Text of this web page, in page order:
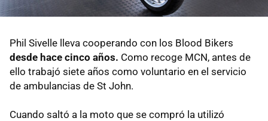
Phil Sivelle lleva cooperando con los Blood Bikers
desde hace cinco años. Como recoge MCN, antes de
ello trabajó siete años como voluntario en el servicio
de ambulancias de St John.
Cuando saltó a la moto que se compró la utilizó